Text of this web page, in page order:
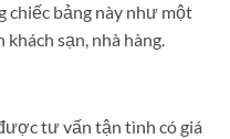
chiếc bảng này như một
sạn, nhà hàng.
tư vấn tận tình có giá